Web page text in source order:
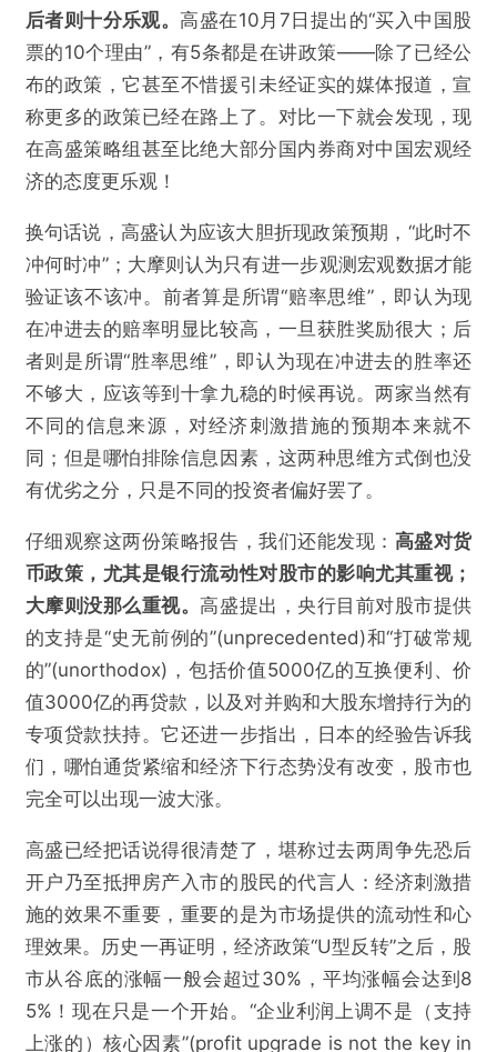
后者则十分乐观。高盛在10月7日提出的“买入中国股
票的10个理由”，有5条都是在讲政策——除了已经公
布的政策，它甚至不惜援引未经证实的媒体报道，宣
称更多的政策已经在路上了。对比一下就会发现，现
在高盛策略组甚至比绝大部分国内券商对中国宏观经
济的态度更乐观！
换句话说，高盛认为应该大胆折现政策预期，“此时不
冲何时冲”；大摩则认为只有进一步观测宏观数据才能
验证该不该冲。前者算是所谓“赔率思维”，即认为现
在冲进去的赔率明显比较高，一旦获胜奖励很大；后
者则是所谓“胜率思维”，即认为现在冲进去的胜率还
不够大，应该等到十拿九稳的时候再说。两家当然有
不同的信息来源，对经济刺激措施的预期本来就不
同；但是哪怕排除信息因素，这两种思维方式倒也没
有优劣之分，只是不同的投资者偏好罢了。
仔细观察这两份策略报告，我们还能发现： 高盛对货
币政策，尤其是银行流动性对股市的影响尤其重视；
大摩则没那么重视。高盛提出，央行目前对股市提供
的支持是“史无前例的”(unprecedented)和“打破常规
的”(unorthodox)，包括价值5000亿的互换便利、价
值3000亿的再贷款，以及对并购和大股东增持行为的
专项贷款扶持。它还进一步指出，日本的经验告诉我
们，哪怕通货紧缩和经济下行态势没有改变，股市也
完全可以出现一波大涨。
高盛已经把话说得很清楚了，堪称过去两周争先恐后
开户乃至抵押房产入市的股民的代言人：经济刺激措
施的效果不重要，重要的是为市场提供的流动性和心
理效果。历史一再证明，经济政策“U型反转”之后，股
市从谷底的涨幅一般会超过30%，平均涨幅会达到8
5%！现在只是一个开始。“企业利润上调不是（支持
上涨的）核心因素”(profit upgrade is not the key in